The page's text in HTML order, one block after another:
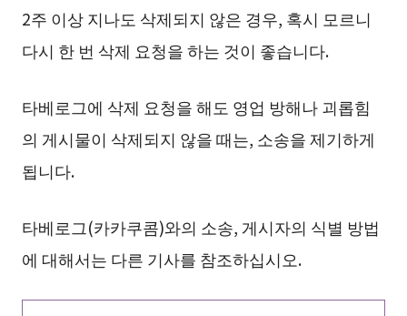
2주 이상 지나도 삭제되지 않은 경우, 혹시 모르니
다시 한 번 삭제 요청을 하는 것이 좋습니다.
타베로그에 삭제 요청을 해도 영업 방해나 괴롭힘
의 게시물이 삭제되지 않을 때는, 소송을 제기하게
됩니다.
타베로그(카카쿠콤)와의 소송, 게시자의 식별 방법
에 대해서는 다른 기사를 참조하십시오.